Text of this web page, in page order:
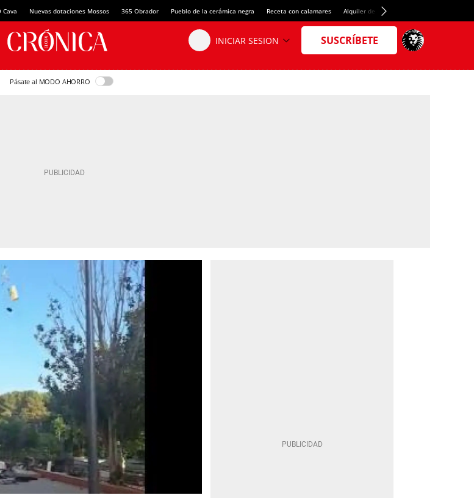
Cava Nuevas dotaciones Mossos 365 Obrador Pueblo de la cerámica negra Receta con calamares Alquiler de habitaciones en España
Pásate al MODO AHORRO